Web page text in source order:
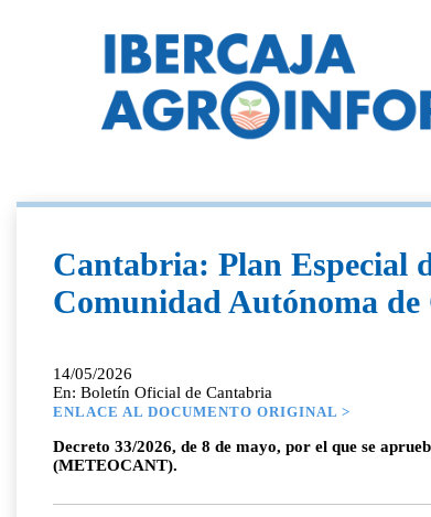
Cantabria: Plan Especial
Comunidad Autónoma
14/05/2026
En: Boletín Oficial de Cantabria
ENLACE AL DOCUMENTO ORIGINAL >
Decreto 33/2026, de 8 de mayo, por el que se
(METEOCANT).